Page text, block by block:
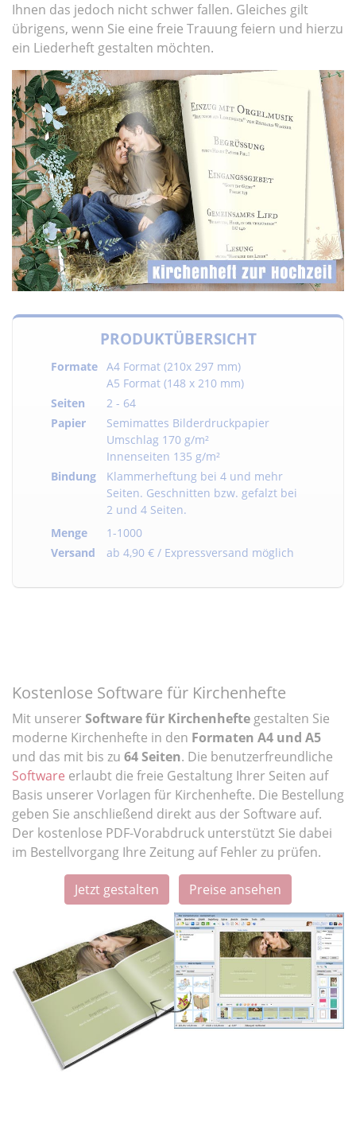
Ihnen das jedoch nicht schwer fallen. Gleiches gilt
übrigens, wenn Sie eine freie Trauung feiern und hierzu
ein Liederheft gestalten möchten.
PRODUKTÜBERSICHT
Formate A4 Format (210x 297 mm)
A5 Format (148 x 210 mm)
Seiten
2 - 64
Papier
Semimattes Bilderdruckpapier
Umschlag 170 g/m²
Innenseiten 135 g/m²
Bindung
Klammerheftung bei 4 und mehr
Seiten. Geschnitten bzw. gefalzt bei
2 und 4 Seiten.
Menge
1-1000
Versand
ab 4,90 € / Expressversand möglich
Kostenlose Software für Kirchenhefte
Mit unserer Software für Kirchenhefte gestalten Sie
moderne Kirchenhefte in den Formaten A4 und A5
und das mit bis zu 64 Seiten. Die benutzerfreundliche
Software erlaubt die freie Gestaltung Ihrer Seiten auf
Basis unserer Vorlagen für Kirchenhefte. Die Bestellung
geben Sie anschließend direkt aus der Software auf.
Der kostenlose PDF-Vorabdruck unterstützt Sie dabei
im Bestellvorgang Ihre Zeitung auf Fehler zu prüfen.
Jetzt gestalten Preise ansehen